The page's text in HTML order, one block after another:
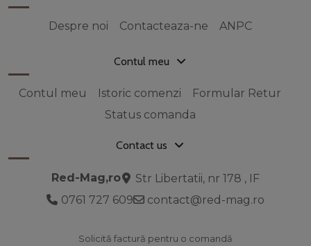
Despre noi Contacteaza-ne ANPC
Contul meu
Contul meu Istoric comenzi
Formular Retur
Status comanda
Contact us
Red-Mag,ro
Str Libertatii, nr 178 , IF
0761 727 609
contact@red-mag.ro
Solicită factură pentru o comandă